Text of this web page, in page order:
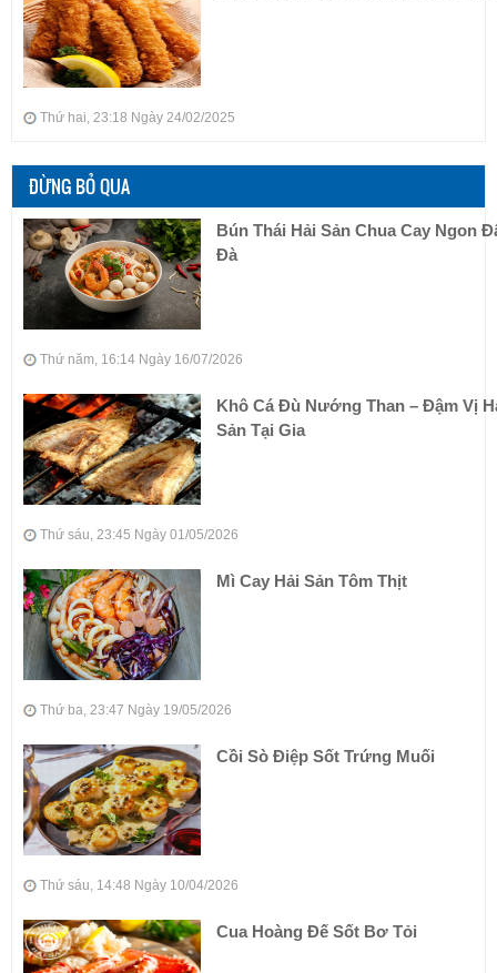
Thứ hai, 23:18 Ngày 24/02/2025
ĐỪNG BỎ QUA
Bún Thái Hải Sản Chua Cay Ngon
Đà
Thứ năm, 16:14 Ngày 16/07/2026
Khô Cá Đù Nướng Than – Đậm Vị
Sản Tại Gia
Thứ sáu, 23:45 Ngày 01/05/2026
Mì Cay Hải Sản Tôm Thịt
Thứ ba, 23:47 Ngày 19/05/2026
Cồi Sò Điệp Sốt Trứng Muối
Thứ sáu, 14:48 Ngày 10/04/2026
Cua Hoàng Đế Sốt Bơ Tỏi